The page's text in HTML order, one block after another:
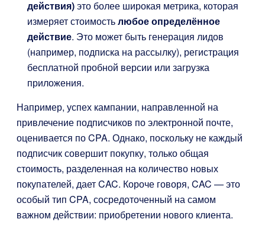
действия)это более широкая метрика, которая
измеряет стоимостьлюбое определённое
действие. Это может быть генерация лидов
(например, подписка на рассылку), регистрация
бесплатной пробной версии или загрузка
приложения.
Например, успех кампании, направленной на
привлечение подписчиков по электронной почте,
оценивается по CPA. Однако, поскольку не каждый
подписчик совершит покупку, только общая
стоимость, разделенная на количество новых
покупателей, дает CAC. Короче говоря, CAC — это
особый тип CPA, сосредоточенный на самом
важном действии: приобретении нового клиента.